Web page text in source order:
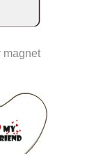
magnet